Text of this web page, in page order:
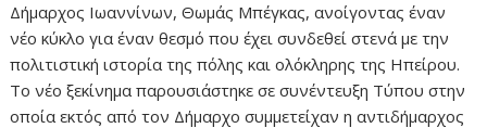
Δήμαρχος Ιωαννίνων, Θωμάς Μπέγκας, ανοίγοντας έναν
νέο κύκλο για έναν θεσμό που έχει συνδεθεί στενά με την
πολιτιστική ιστορία της πόλης και ολόκληρης της Ηπείρου.
Το νέο ξεκίνημα παρουσιάστηκε σε συνέντευξη Τύπου στην
οποία εκτός από τον Δήμαρχο συμμετείχαν η αντιδήμαρχος